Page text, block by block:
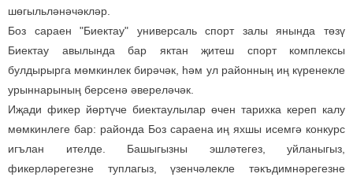
шөгыльләнәчәкләр.
Боз сараен "Биектау" универсаль спорт залы янында төзү
Биектау авылында бар яктан җитеш спорт комплексы
булдырырга мөмкинлек бирәчәк, һәм ул районның иң күренекле
урыннарының берсенә әвереләчәк.
Иҗади фикер йөртүче биектаулылар өчен тарихка кереп калу
мөмкинлеге бар: районда Боз сараена иң яхшы исемгә конкурс
игълан ителде. Башыгызны эшләтегез, уйланыгыз,
фикерләрегезне туплагыз, үзенчәлекле тәкъдимнәрегезне